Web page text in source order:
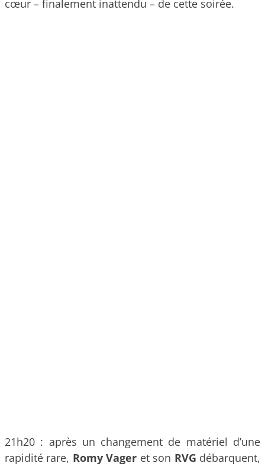
cœur – finalement inattendu – de cette soirée.
21h20 : après un changement de matériel d’une
rapidité rare, Romy Vager et son RVG débarquent,